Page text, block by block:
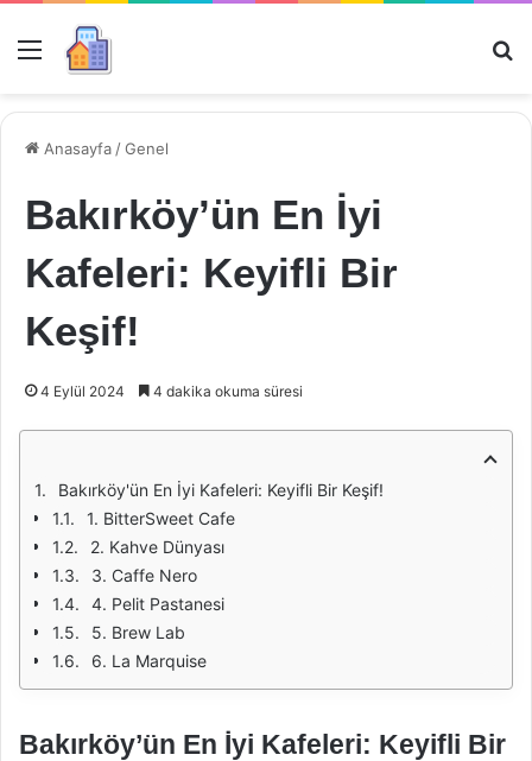
Menü
Anasayfa /Genel
Bakırköy’ün En İyi
Kafeleri: Keyifli Bir
Keşif!
4 Eylül 2024 4 dakika okuma süresi
Bakırköy'ün En İyi Kafeleri: Keyifli Bir Keşif!
1. BitterSweet Cafe
2. Kahve Dünyası
3. Caffe Nero
4. Pelit Pastanesi
5. Brew Lab
6. La Marquise
Bakırköy’ün En İyi Kafeleri: Keyifli Bir